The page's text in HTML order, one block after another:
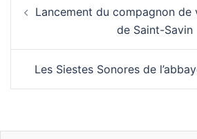
de Lancement du compagnon de
de Saint-Savin
Les Siestes Sonores de